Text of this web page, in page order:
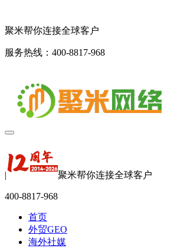
聚米帮你连接全球客户
服务热线：400-8817-968
| 聚米帮你连接全球客户
400-8817-968
首页
外贸GEO
海外社媒